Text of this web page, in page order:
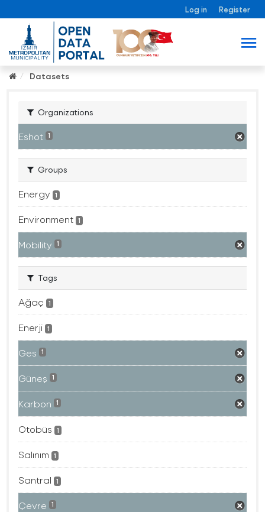
Log in Register
Datasets
Organizations
Eshot 1
Groups
Energy 1
Environment 1
Mobility 1
Tags
Ağaç 1
Enerji 1
Ges 1
Güneş 1
Karbon 1
Otobüs 1
Salınım 1
Santral 1
Çevre 1